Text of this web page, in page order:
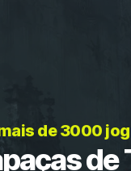
de 3000
de